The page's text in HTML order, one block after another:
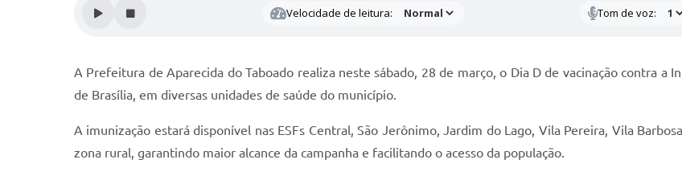
Velocidade de leitura: Tom de voz:
A Prefeitura de Aparecida do Taboado realiza neste sábado, 28 de março, o Dia D de vacinação contra a
de Brasília, em diversas unidades de saúde do município.
A imunização estará disponível nas ESFs Central, São Jerônimo, Jardim do Lago, Vila Pereira, Vila
zona rural, garantindo maior alcance da campanha e facilitando o acesso da população.